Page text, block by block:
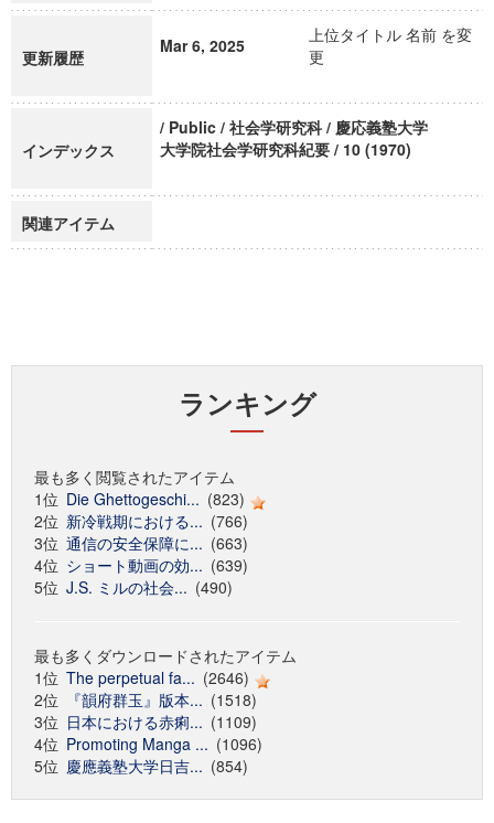
更新履歴
Mar 6, 2025
上位タイトル 名前 を変
更
インデックス
/ Public / 社会学研究科 / 慶応義塾大学
大学院社会学研究科紀要 / 10 (1970)
関連アイテム
ランキング
最も多く閲覧されたアイテム
1位 Die Ghettogeschi... (823)
2位 新冷戦期における... (766)
3位 通信の安全保障に... (663)
4位 ショート動画の効... (639)
5位 J.S. ミルの社会... (490)
最も多くダウンロードされたアイテム
1位 The perpetual fa... (2646)
2位
『韻府群玉』版本... (1518)
3位 日本における赤痢... (1109)
4位 Promoting Manga ... (1096)
5位 慶應義塾大学日吉... (854)